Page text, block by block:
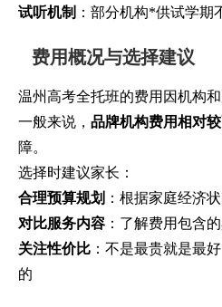
试听机制 ：部分机构*供试学期
费用概况与选择建议
温州高考全托班的费用因机构
一般来说， 品牌机构费用相对
障。
选择时建议家长：
合理预算规划 ：根据家庭经济
对比服务内容 ：了解费用包含
关注性价比 ：不是最贵就是最
的